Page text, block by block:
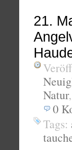
21.
Natur,
0
Tags: